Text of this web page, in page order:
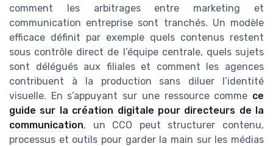
comment les arbitrages entre marketing et
communication entreprise sont tranchés. Un modèle
efficace définit par exemple quels contenus restent
sous contrôle direct de l’équipe centrale, quels sujets
sont délégués aux filiales et comment les agences
contribuent à la production sans diluer l’identité
visuelle. En s’appuyant sur une ressource comme ce
guide sur la création digitale pour directeurs de la
communication, un CCO peut structurer contenu,
processus et outils pour garder la main sur les médias